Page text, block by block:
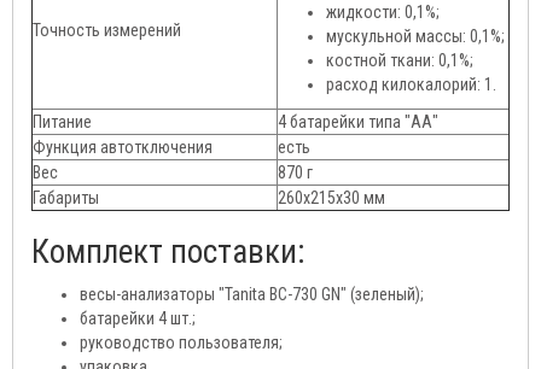
Точность измерений
жидкости: 0,1%;
мускульной массы: 0,1%;
костной ткани: 0,1%;
расход килокалорий: 1.
Питание
4 батарейки типа "АА"
Функция автотключения
есть
Вес
870 г
Габариты
260х215х30 мм
Комплект поставки:
весы-анализаторы "Tanita ВС-730 GN" (зеленый);
батарейки 4 шт.;
руководство пользователя;